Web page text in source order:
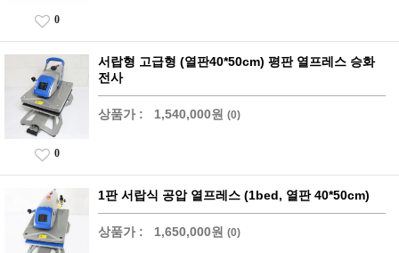
0
서랍형 고급형 (열판40*50cm) 평판 열프레스 승화
전사
상품가 : 1,540,000원 (0)
0
1판 서랍식 공압 열프레스 (1bed, 열판 40*50cm)
상품가 : 1,650,000원 (0)